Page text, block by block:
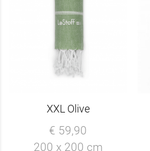
XXL Olive
€ 59,90
200 x 200 cm